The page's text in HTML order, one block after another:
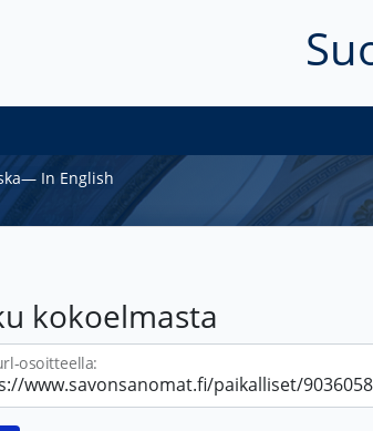
― In English
kokoelmasta
osoitteella: